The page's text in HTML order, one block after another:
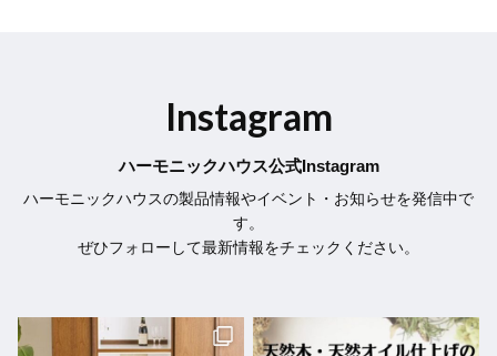
Instagram
ハーモニックハウス公式Instagram
ハーモニックハウスの製品情報やイベント・お知らせを発信中で
す。
ぜひフォローして最新情報をチェックください。